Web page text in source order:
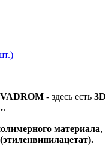
- здесь есть 3D
.
материала,